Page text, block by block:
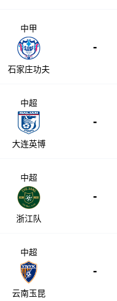
中甲
石家庄功夫
-
中超
大连英博
-
中超
浙江队
-
中超
云南玉昆
-